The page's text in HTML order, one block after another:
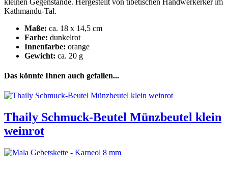
Kathmandu-Tal.
Maße: ca. 18 x 14,5 cm
Farbe: dunkelrot
Innenfarbe: orange
Gewicht: ca. 20 g
Das könnte Ihnen auch gefallen...
Thaily Schmuck-Beutel Münzbeutel klein
weinrot